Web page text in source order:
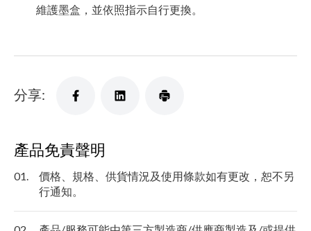
維護墨盒，並依照指示自行更換。
分享:
產品免責聲明
01.
價格、規格、供貨情況及使用條款如有更改，恕不另
行通知。